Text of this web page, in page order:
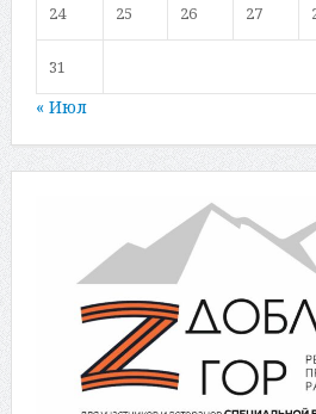
24 25 26 27
31
« Июл